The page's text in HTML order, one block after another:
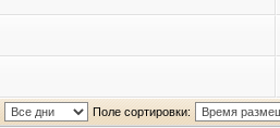
Поле сортировки: